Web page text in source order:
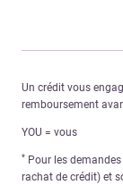
Un crédit vous
remboursement
YOU = vous
* Pour les
rachat de crédit) et